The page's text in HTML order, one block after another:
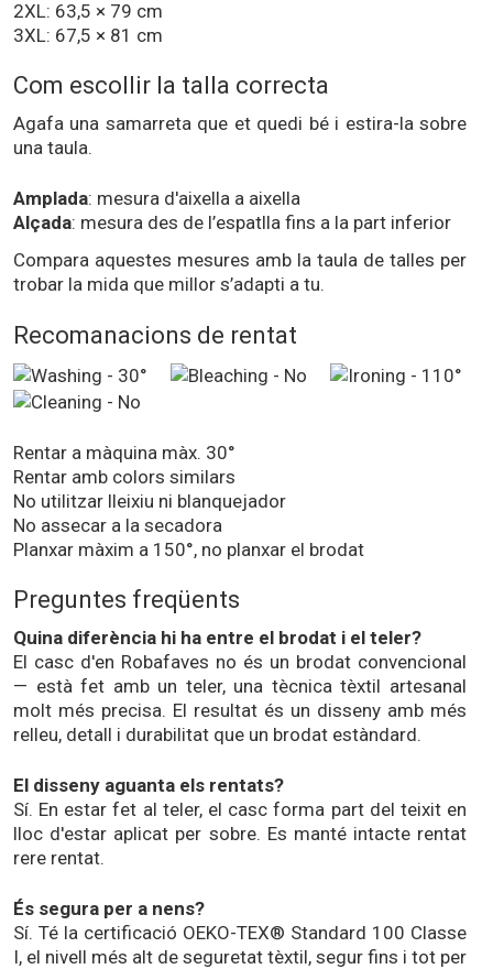
2XL: 63,5 × 79 cm
3XL: 67,5 × 81 cm
Com escollir la talla correcta
Agafa una samarreta que et quedi bé i estira-la sobre
una taula.
Amplada: mesura d'aixella a aixella
Alçada: mesura des de l’espatlla fins a la part inferior
Compara aquestes mesures amb la taula de talles per
trobar la mida que millor s’adapti a tu.
Recomanacions de rentat
Rentar a màquina màx. 30°
Rentar amb colors similars
No utilitzar lleixiu ni blanquejador
No assecar a la secadora
Planxar màxim a 150°, no planxar el brodat
Preguntes freqüents
Quina diferència hi ha entre el brodat i el teler?
El casc d'en Robafaves no és un brodat convencional
— està fet amb un teler, una tècnica tèxtil artesanal
molt més precisa. El resultat és un disseny amb més
relleu, detall i durabilitat que un brodat estàndard.
El disseny aguanta els rentats?
Sí. En estar fet al teler, el casc forma part del teixit en
lloc d'estar aplicat per sobre. Es manté intacte rentat
rere rentat.
És segura per a nens?
Sí. Té la certificació OEKO-TEX® Standard 100 Classe
I, el nivell més alt de seguretat tèxtil, segur fins i tot per